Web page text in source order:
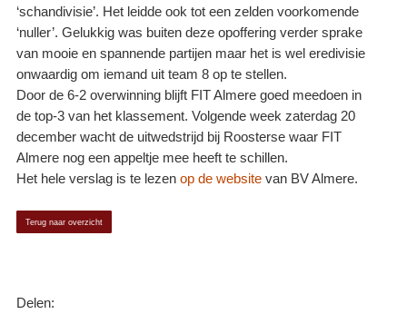
‘schandivisie’. Het leidde ook tot een zelden voorkomende
‘nuller’. Gelukkig was buiten deze opoffering verder sprake
van mooie en spannende partijen maar het is wel eredivisie
onwaardig om iemand uit team 8 op te stellen.
Door de 6-2 overwinning blijft FIT Almere goed meedoen in
de top-3 van het klassement. Volgende week zaterdag 20
december wacht de uitwedstrijd bij Roosterse waar FIT
Almere nog een appeltje mee heeft te schillen.
Het hele verslag is te lezenop de website van BV Almere.
Terug naar overzicht
Delen: